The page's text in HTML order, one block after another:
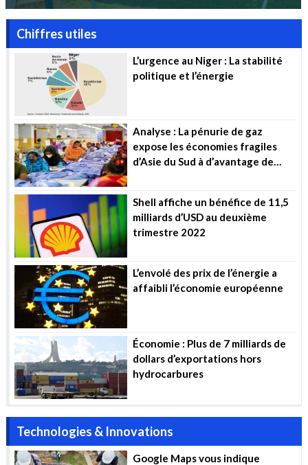
Chiffres utiles
L’urgence au Niger : La stabilité
politique et l’énergie
Analyse : La pénurie de gaz
expose les économies fragiles
d’Asie du Sud à d’avantage de
Shell affiche un bénéfice de 11,5
milliards d’USD au deuxième
trimestre 2022
L’envolé des prix de l’énergie a
affaibli l’économie européenne
Économie : Plus de 7 milliards de
dollars d’exportations hors
hydrocarbures
Technologies & Innovations
Google Maps vous indique